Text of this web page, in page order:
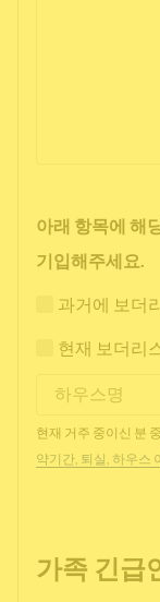
아래 항목에 해
기입해주세요.
과거에 보더
현재 보더리
현재 거주 중이신 분
약기간, 퇴실, 하우스
가족 긴급